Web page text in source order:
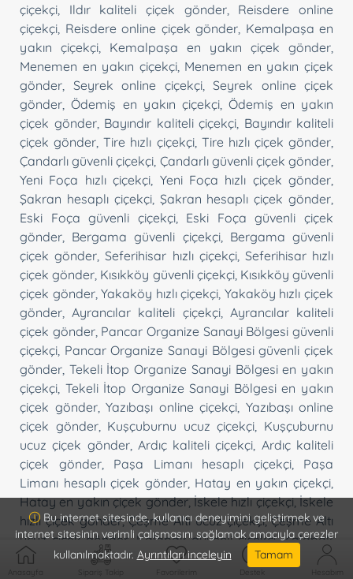
çiçekçi
Ildır kaliteli çiçek gönder, Reisdere online
çiçekçi Reisdere online çiçek gönder Kemalpaşa en
yakın çiçekçi
Kemalpaşa en yakın çiçek gönder
Menemen en yakın çiçekçi, Menemen en yakın çiçek
gönder
Seyrek online çiçekçi, Seyrek online çiçek
gönder ,Ödemiş en yakın çiçekçi ,Ödemiş en yakın
çiçek gönder, Bayındır kaliteli çiçekçi Bayındır kaliteli
çiçek gönder ,Tire hızlı çiçekçi, Tire hızlı çiçek gönder
Çandarlı güvenli çiçekçi Çandarlı güvenli çiçek gönder
Yeni Foça hızlı çiçekçi Yeni Foça hızlı çiçek gönder
Şakran hesaplı çiçekçi, Şakran hesaplı çiçek gönder
Eski Foça güvenli çiçekçi, Eski Foça güvenli çiçek
gönder
Bergama güvenli çiçekçi, Bergama güvenli
çiçek gönder ,Seferihisar hızlı çiçekçi, Seferihisar hızlı
çiçek gönder Kısıkköy güvenli çiçekçi, Kısıkköy güvenli
çiçek gönder,Yakaköy hızlı çiçekçi Yakaköy hızlı çiçek
gönder ,Ayrancılar kaliteli çiçekçi, Ayrancılar kaliteli
çiçek gönder, Pancar Organize Sanayi Bölgesi güvenli
çiçekçi Pancar Organize Sanayi Bölgesi güvenli çiçek
gönder Tekeli İtop Organize Sanayi Bölgesi en yakın
çiçekçi Tekeli İtop Organize Sanayi Bölgesi en yakın
çiçek gönder, Yazıbaşı online çiçekçi Yazıbaşı online
çiçek gönder, Kuşçuburnu ucuz çiçekçi
Kuşçuburnu
ucuz çiçek gönder, Ardıç kaliteli çiçekçi Ardıç kaliteli
çiçek gönder, Paşa Limanı hesaplı çiçekçi, Paşa
Limanı hesaplı çiçek gönder, Hatay en yakın çiçekçi
Hatay en yakın çiçek gönder,İskele hızlı çiçekçi,İskele
hızlı çiçek gönder,Çeşme Altı ucuz çiçekçi,Çeşme Altı
ucuz çiçek gönder, Kalabak güvenli çiçekçi,Kalabak
güvenli çiçek gönder,Zeytin Alanı ekonomik çiçekçi,
Anasayfa Sipariş Takip Favorilerim Destek Hesabım
Bu internet sitesinde, kullanıcı deneyimini geliştirmek ve
internet sitesinin verimli çalışmasını sağlamak amacıyla çerezler
kullanılmaktadır. Ayrıntıları inceleyin Tamam